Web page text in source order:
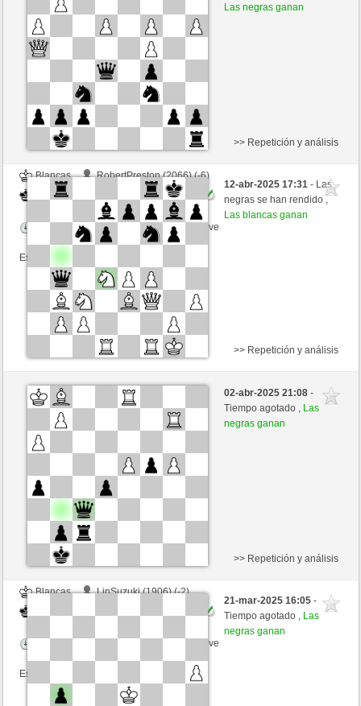
Tiempo: 2 minutes/side + 0 seconds/move
Esta partida es por puntos
Las negras ganan
Blancas
RobertPreston (2066) (-6)
Negras
Kenshiro (2339) (+6)
Tiempo: 2 minutes/side + 0 seconds/move
Esta partida es por puntos
>> Repetición y análisis
12-abr-2025 17:31- Las
negras se han rendido ,
Las blancas ganan
Negras
Belmonte (1842) (-2)
Blancas
Kenshiro (2337) (+2)
Tiempo: 2 minutes/side + 0 seconds/move
Esta partida es por puntos
>> Repetición y análisis
02-abr-2025 21:08-
Tiempo agotado , Las
negras ganan
Blancas
LinSuzuki (1906) (-2)
Tiempo: 2 minutes/side + 0 seconds/move
Esta partida es por puntos
>> Repetición y análisis
21-mar-2025 16:05-
Tiempo agotado , Las
negras ganan